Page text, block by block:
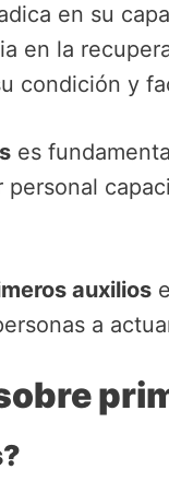
en su
en la
condición y
es
auxilios
a